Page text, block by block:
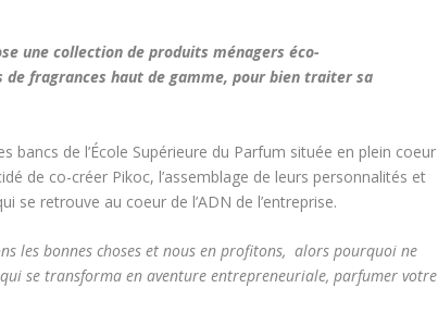
une collection de produits ménagers éco-
de fragrances haut de gamme, pour bien traiter sa
bancs de l’École Supérieure du Parfum située en plein coeur
de co-créer Pikoc, l’assemblage de leurs personnalités et
se retrouve au coeur de l’ADN de l’entreprise.
les bonnes choses et nous en profitons, alors pourquoi ne
se transforma en aventure entrepreneuriale, parfumer votre